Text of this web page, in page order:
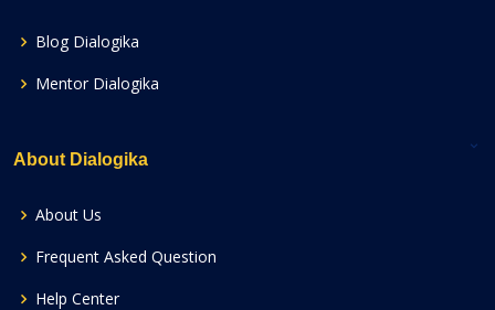
Blog Dialogika
Mentor Dialogika
About Dialogika
About Us
Frequent Asked Question
Help Center